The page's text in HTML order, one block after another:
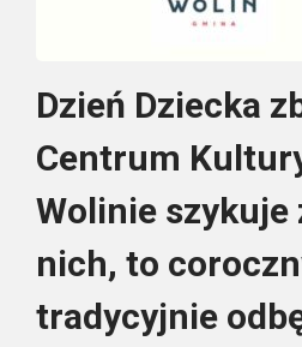
Dzień Dziecka
Centrum
Wolinie szykuje
nich, to
tradycyjnie